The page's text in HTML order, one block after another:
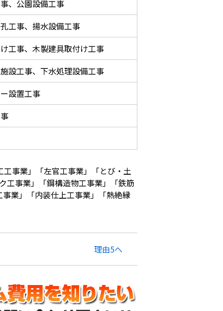
、公園設備工事
工事、揚水設備工事
工事、木製建具取付け工事
設工事、下水処理設備工事
設置工事
事業」「左官工事業」「とび・土
工事業」「鋼構造物工事業」「鉄筋
業」「内装仕上工事業」「熱絶縁
理由5へ